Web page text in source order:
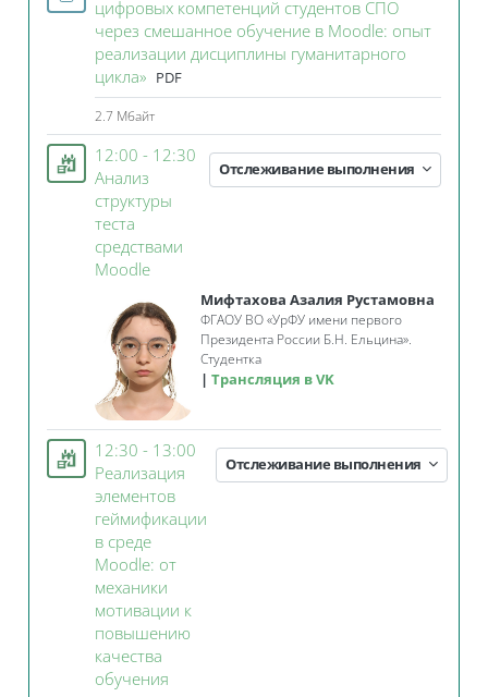
цифровых компетенций студентов СПО
через смешанное обучение в Moodle: опыт
реализации дисциплины гуманитарного
цикла» Файл
PDF
2.7 Мбайт
12:00 - 12:30
Анализ
структуры
теста
средствами
MoodleЗанятие 3KL
Отслеживание выполнения
Мифтахова Азалия Рустамовна
ФГАОУ ВО «УрФУ имени первого
Президента России Б.Н. Ельцина».
Студентка
Трансляция в VK
12:30 - 13:00
Реализация
элементов
геймификации
в среде
Moodle: от
механики
мотивации к
повышению
качества
обучения
Отслеживание выполнения